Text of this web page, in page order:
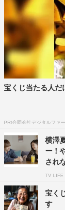
楽しんでな！」
密着写真が送ら
表情をするあ
「あいりちゃん
宝くじ当たる人だ
PR(合同会社デジタルファ
横澤
ー！
され
TV LIFE
宝く
す